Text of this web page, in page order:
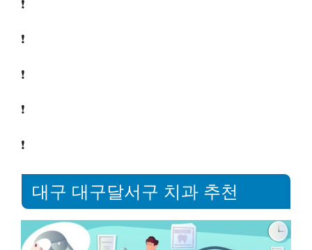
❗
❗
❗
❗
❗
대구 대구달서구 치과 추천